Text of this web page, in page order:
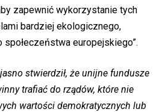
zapewnić wykorzystanie tych
bardziej ekologicznego,
europejskiego”.
stwierdził, że unijne fundusze
trafiać do rządów, które nie
wartości demokratycznych lub